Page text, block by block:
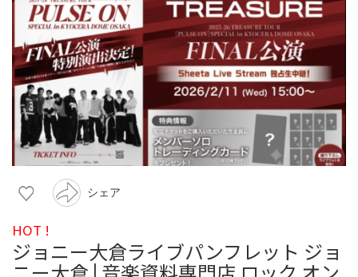
シェア
HOT !
ジョニー大倉ライブパンフレット ジョ